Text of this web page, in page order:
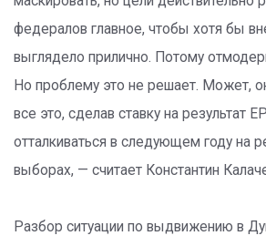
федералов главное, чтобы хотя бы
выглядело прилично. Потому
Но проблему это не решает. Может,
все это, сделав ставку на результат
отталкиваться в следующем году на
выборах, — считает Константин
Разбор ситуации по выдвижению в